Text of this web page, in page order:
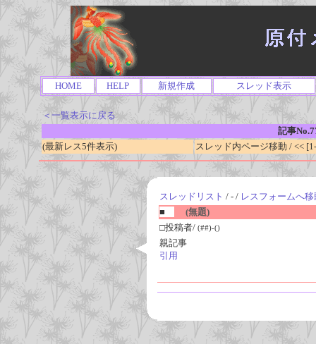
HOME HELP 新規作成 スレッド表示
＜一覧表示に戻る
記事
(最新レス5件表示)
スレッド内ページ移動 / <<
スレッドリスト / - / レスフォームへ移
■
(無題)
□投稿者/ (##)-()
親記事
引用